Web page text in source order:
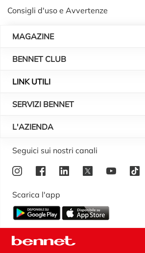
Consigli d'uso e Avvertenze
MAGAZINE
BENNET CLUB
LINK UTILI
SERVIZI BENNET
L'AZIENDA
Logo Bennet
Seguici sui nostri canali
Scarica l'app